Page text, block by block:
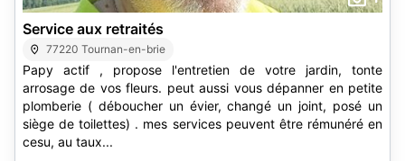
Service aux retraités
77220 Tournan-en-brie
Papy actif , propose l'entretien de votre jardin, tonte
arrosage de vos fleurs. peut aussi vous dépanner en petite
plomberie ( déboucher un évier, changé un joint, posé un
siège de toilettes) . mes services peuvent être rémunéré en
cesu, au taux...